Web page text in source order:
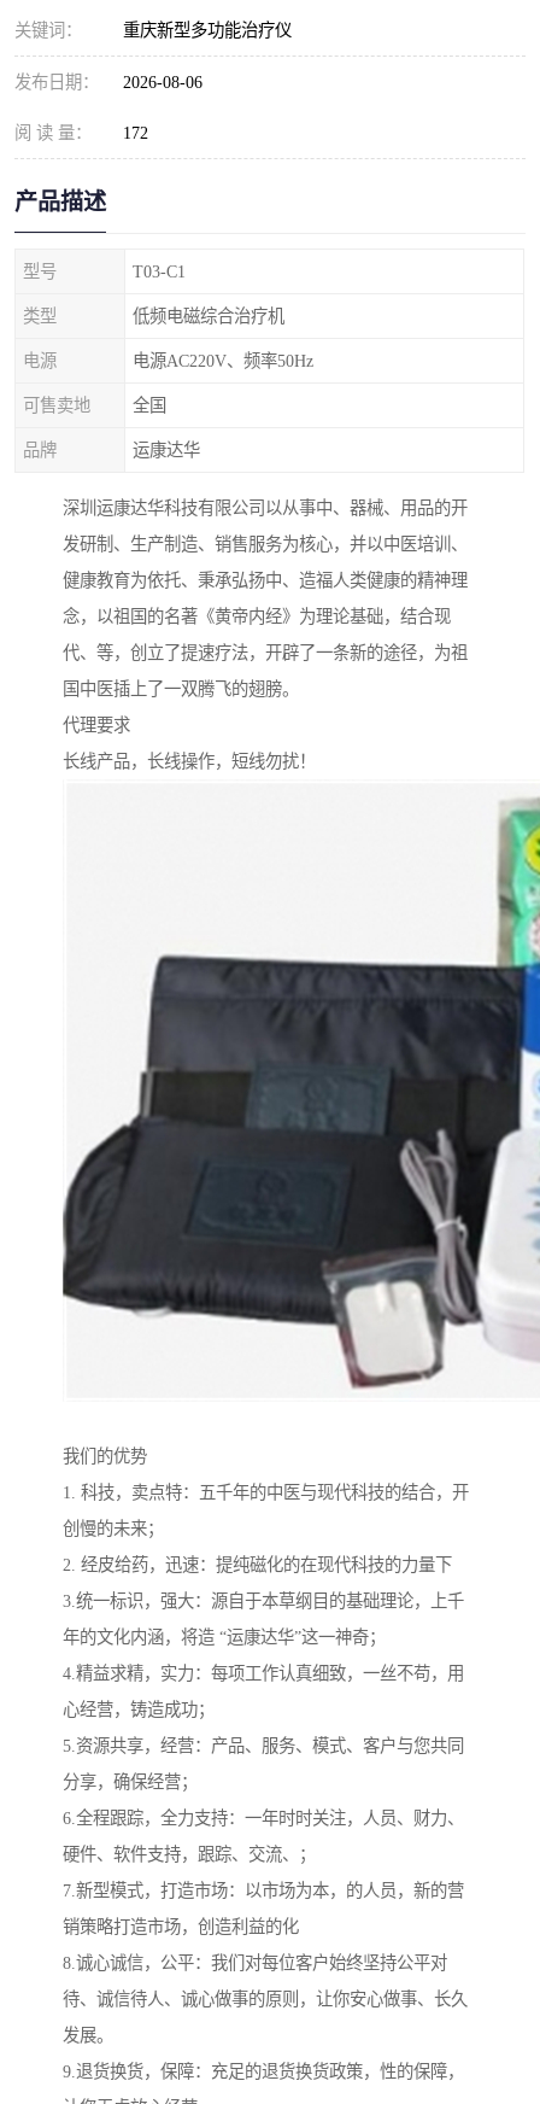
关键词： 重庆新型多功能治疗仪
发布日期： 2026-08-06
阅 读 量： 172
产品描述
型号 T03-C1
类型 低频电磁综合治疗机
电源 电源AC220V、频率50Hz
可售卖地 全国
品牌 运康达华
深圳运康达华科技有限公司以从事中、器械、用品的开
发研制、生产制造、销售服务为核心，并以中医培训、
健康教育为依托、秉承弘扬中、造福人类健康的精神理
念，以祖国的名著《黄帝内经》为理论基础，结合现
代、等，创立了提速疗法，开辟了一条新的途径，为祖
国中医插上了一双腾飞的翅膀。
代理要求
长线产品，长线操作，短线勿扰！
我们的优势
1. 科技，卖点特：五千年的中医与现代科技的结合，开
创慢的未来；
2. 经皮给药，迅速：提纯磁化的在现代科技的力量下
3.统一标识，强大：源自于本草纲目的基础理论，上千
年的文化内涵，将造 “运康达华”这一神奇；
4.精益求精，实力：每项工作认真细致，一丝不苟，用
心经营，铸造成功；
5.资源共享，经营：产品、服务、模式、客户与您共同
分享，确保经营；
6.全程跟踪，全力支持：一年时时关注，人员、财力、
硬件、软件支持，跟踪、交流、；
7.新型模式，打造市场：以市场为本，的人员，新的营
销策略打造市场，创造利益的化
8.诚心诚信，公平：我们对每位客户始终坚持公平对
待、诚信待人、诚心做事的原则，让你安心做事、长久
发展。
9.退货换货，保障：充足的退货换货政策，性的保障，